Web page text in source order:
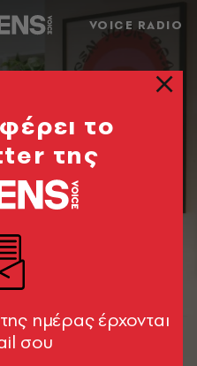
VOICE RADIO
το
της
ημέρας έρχονται
σου